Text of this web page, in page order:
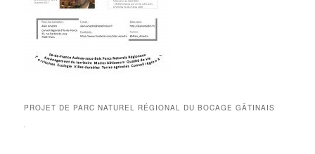
PROJET DE PARC NATUREL RÉGIONAL DU BOCAGE GÂTINAIS